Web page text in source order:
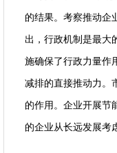
的结果。考察推动企
出，行政机制是最大
施确保了行政力量作
减排的直接推动力。
的作用。企业开展节
的企业从长远发展考